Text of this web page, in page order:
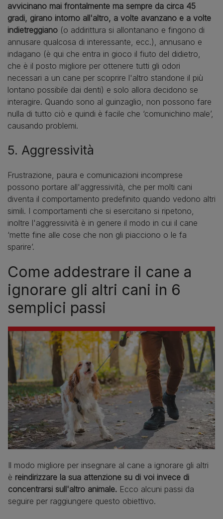
avvicinano mai frontalmente ma sempre da circa 45
gradi, girano intorno all'altro, a volte avanzano e a volte
indietreggiano (o addirittura si allontanano e fingono di
annusare qualcosa di interessante, ecc.), annusano e
indagano (è qui che entra in gioco il fiuto del didietro,
che è il posto migliore per ottenere tutti gli odori
necessari a un cane per scoprire l'altro standone il più
lontano possibile dai denti) e solo allora decidono se
interagire. Quando sono al guinzaglio, non possono fare
nulla di tutto ciò e quindi è facile che ‘comunichino male’,
causando problemi.
5. Aggressività
Frustrazione, paura e comunicazioni incomprese
possono portare all'aggressività, che per molti cani
diventa il comportamento predefinito quando vedono altri
simili. I comportamenti che si esercitano si ripetono,
inoltre l'aggressività è in genere il modo in cui il cane
‘mette fine alle cose che non gli piacciono o le fa
sparire’.
Come addestrare il cane a
ignorare gli altri cani in 6
semplici passi
Il modo migliore per insegnare al cane a ignorare gli altri
è reindirizzare la sua attenzione su di voi invece di
concentrarsi sull'altro animale. Ecco alcuni passi da
seguire per raggiungere questo obiettivo.